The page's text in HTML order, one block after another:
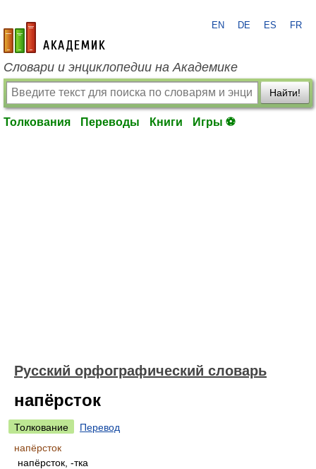
academic.ru
EN DE ES FR
Словари и энциклопедии на Академике
Найти!
Толкования Переводы Книги Игры ⚽
Русский орфографический словарь
напёрсток
Толкование
Перевод
напёрсток
напёрсток, -тка